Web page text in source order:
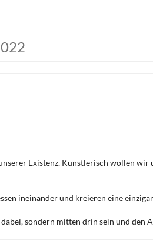
Existenz. Künstlerisch wollen
ineinander und kreieren eine
sondern mitten drin sein und den